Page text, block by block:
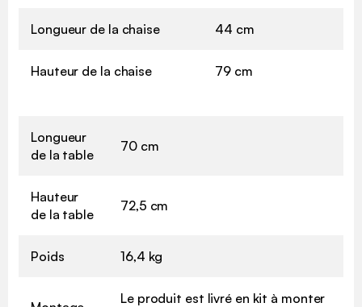
Longueur de la chaise 44 cm
Hauteur de la chaise 79 cm
Longueur
de la table
70 cm
Hauteur
de la table
72,5 cm
Poids 16,4 kg
Le produit est livré en kit à monter